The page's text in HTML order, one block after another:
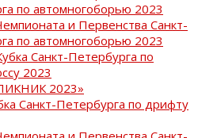
по автомногоборью 2023
и Первенства Санкт-
по автомногоборью 2023
Санкт-Петербурга по
2023
2023»
Санкт-Петербурга по дрифту